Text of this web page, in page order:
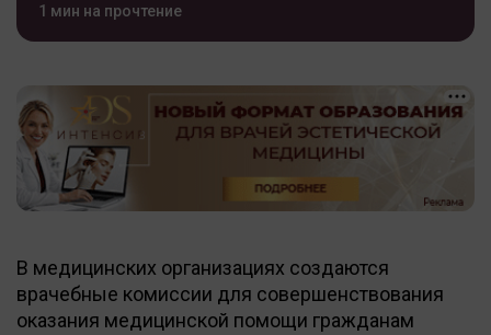
1 мин на прочтение
В медицинских организациях создаются
врачебные комиссии для совершенствования
оказания медицинской помощи гражданам